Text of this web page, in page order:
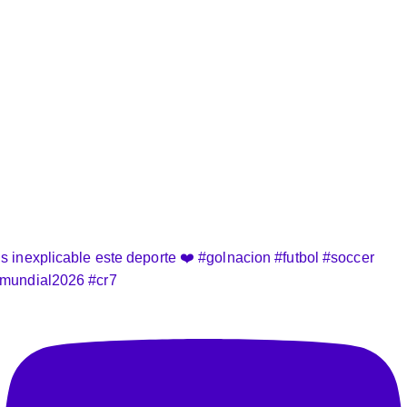
inexplicable este deporte ❤️ #golnacion #futbol #soccer
#cr7